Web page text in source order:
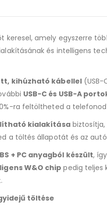
keresel, amely egyszerre
és intelligens
kihúzható kábellel(USB-
USB-C és USB-A
ra feltöltheted a
kialakításabiztosítja,
a töltés állapotát és az
+ PC anyagból készült,
W&O chippedig teljes
töltése